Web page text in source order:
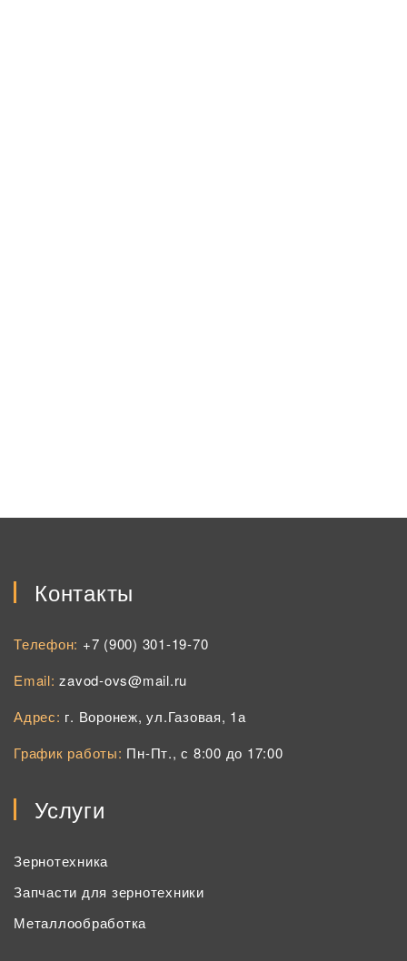
Контакты
Телефон: +7 (900) 301-19-70
Email:zavod-ovs@mail.ru
Адрес: г. Воронеж, ул.Газовая, 1а
График работы: Пн-Пт., с 8:00 до 17:00
Услуги
Зернотехника
Запчасти для зернотехники
Металлообработка